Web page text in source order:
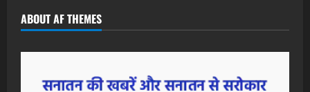
ABOUT AF THEMES